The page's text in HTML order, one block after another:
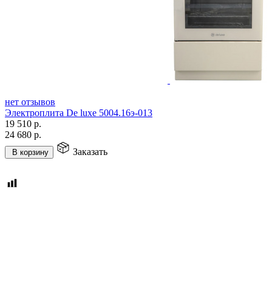
нет отзывов
Электроплита De luxe 5004.16э-013
19 510 р.
24 680 р.
В корзину Заказать